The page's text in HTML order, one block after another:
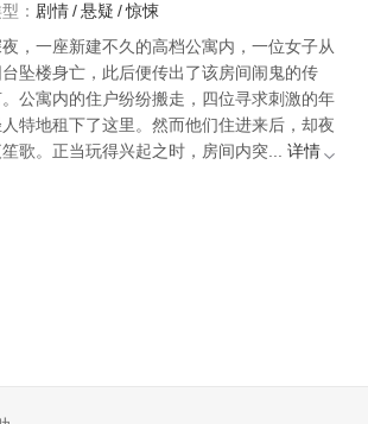
： 剧情/悬疑 /惊悚
，一座新建不久的高档公寓内，一位女子从
台坠楼身亡，此后便传出了该房间闹鬼的传
公寓内的住户纷纷搬走，四位寻求刺激的年
特地租下了这里。然而他们住进来后，却夜
歌。正当玩得兴起之时，房间内突...
详情